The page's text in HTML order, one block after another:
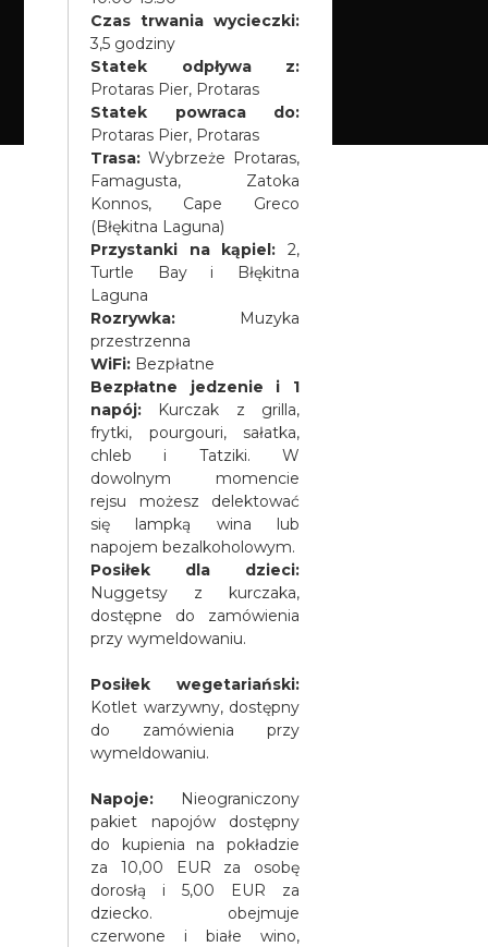
Czas trwania wycieczki:
3,5 godziny
Statek odpływa z:
Protaras Pier, Protaras
Statek powraca do:
Protaras Pier, Protaras
Trasa: Wybrzeże Protaras,
Famagusta, Zatoka
Konnos, Cape Greco
(Błękitna Laguna)
Przystanki na kąpiel: 2,
Turtle Bay i Błękitna
Laguna
Rozrywka: Muzyka
przestrzenna
WiFi: Bezpłatne
Bezpłatne jedzenie i 1
napój: Kurczak z grilla,
frytki, pourgouri, sałatka,
chleb i Tatziki. W
dowolnym momencie
rejsu możesz delektować
się lampką wina lub
napojem bezalkoholowym.
Posiłek dla dzieci:
Nuggetsy z kurczaka,
dostępne do zamówienia
przy wymeldowaniu.
Posiłek wegetariański:
Kotlet warzywny, dostępny
do zamówienia przy
wymeldowaniu.
Napoje:
Nieograniczony
pakiet napojów dostępny
do kupienia na pokładzie
za 10,00 EUR za osobę
dorosłą i 5,00 EUR za
dziecko. obejmuje
czerwone i białe wino,